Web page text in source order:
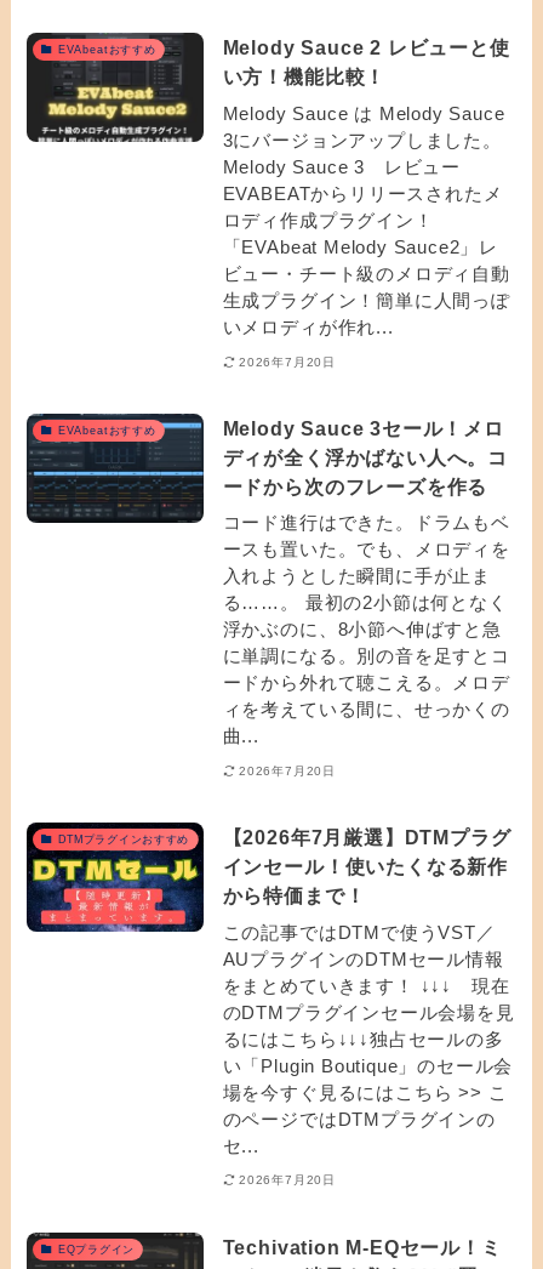
EVAbeatおすすめ
Melody Sauce 2 レビューと使
い方！機能比較！
Melody Sauce は Melody Sauce
3にバージョンアップしました。
Melody Sauce 3 レビュー
EVABEATからリリースされたメ
ロディ作成プラグイン！
「EVAbeat Melody Sauce2」レ
ビュー・チート級のメロディ自動
生成プラグイン！簡単に人間っぽ
いメロディが作れ...
2026年7月20日
EVAbeatおすすめ
Melody Sauce 3セール！メロ
ディが全く浮かばない人へ。コ
ードから次のフレーズを作る
コード進行はできた。ドラムもベ
ースも置いた。でも、メロディを
入れようとした瞬間に手が止ま
る……。 最初の2小節は何となく
浮かぶのに、8小節へ伸ばすと急
に単調になる。別の音を足すとコ
ードから外れて聴こえる。メロデ
ィを考えている間に、せっかくの
曲...
2026年7月20日
DTMプラグインおすすめ
【2026年7月厳選】DTMプラグ
インセール！使いたくなる新作
から特価まで！
この記事ではDTMで使うVST／
AUプラグインのDTMセール情報
をまとめていきます！ ↓↓↓ 現在
のDTMプラグインセール会場を見
るにはこちら↓↓↓独占セールの多
い「Plugin Boutique」のセール会
場を今すぐ見るにはこちら >> こ
のページではDTMプラグインの
セ...
2026年7月20日
EQプラグイン
Techivation M-EQセール！ミ